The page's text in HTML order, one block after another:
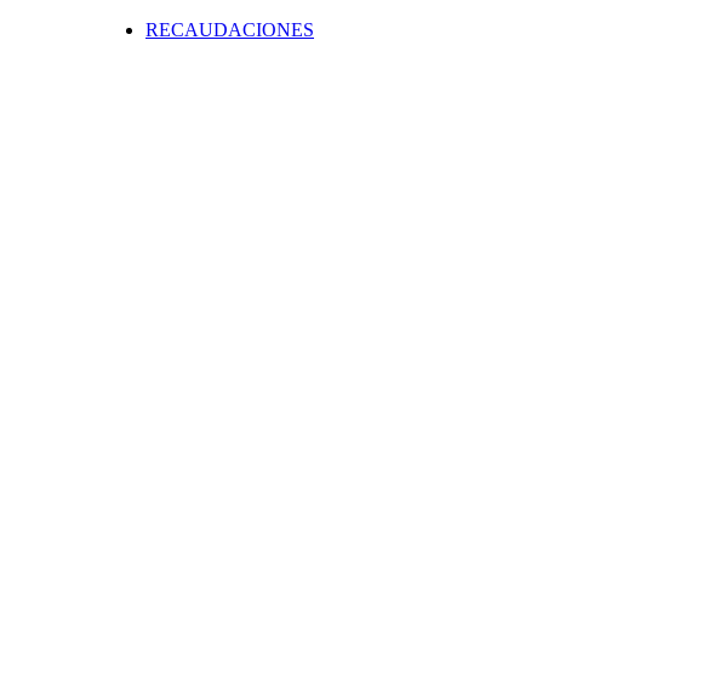
RECAUDACIONES